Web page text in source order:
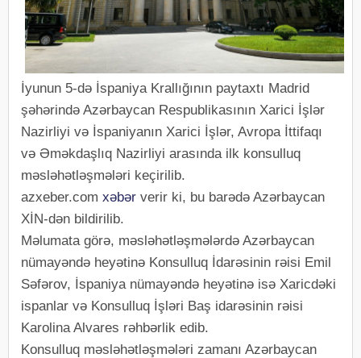
İyunun 5-də İspaniya Krallığının paytaxtı Madrid
şəhərində Azərbaycan Respublikasının Xarici İşlər
Nazirliyi və İspaniyanın Xarici İşlər, Avropa İttifaqı
və Əməkdaşlıq Nazirliyi arasında ilk konsulluq
məsləhətləşmələri keçirilib.
azxeber.com xəbər verir ki, bu barədə Azərbaycan
XİN-dən bildirilib.
Məlumata görə, məsləhətləşmələrdə Azərbaycan
nümayəndə heyətinə Konsulluq İdarəsinin rəisi Emil
Səfərov, İspaniya nümayəndə heyətinə isə Xaricdəki
ispanlar və Konsulluq İşləri Baş idarəsinin rəisi
Karolina Alvares rəhbərlik edib.
Konsulluq məsləhətləşmələri zamanı Azərbaycan